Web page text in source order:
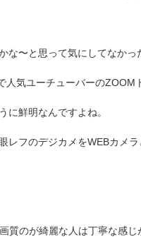
な〜と思って気にしてなかっ
人気ユーチューバーのZOOM
に鮮明なんですよね。
レフのデジカメをWEBカメ
質のが綺麗な人は丁寧な感じ